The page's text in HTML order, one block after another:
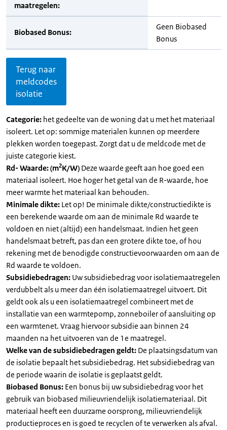
maatregelen:
Biobased Bonus:
Geen Biobased
Bonus
Terug naar
meldcodes
isolatie
Categorie: het gedeelte van de woning dat u met het materiaal
isoleert. Let op: sommige materialen kunnen op meerdere
plekken worden toegepast. Zorgt dat u de meldcode met de
juiste categorie kiest.
Rd- Waarde: (m2K/W) Deze waarde geeft aan hoe goed een
materiaal isoleert. Hoe hoger het getal van de R-waarde, hoe
meer warmte het materiaal kan behouden.
Minimale dikte: Let op! De minimale dikte/constructiedikte is
een berekende waarde om aan de minimale Rd waarde te
voldoen en niet (altijd) een handelsmaat. Indien het geen
handelsmaat betreft, pas dan een grotere dikte toe, of hou
rekening met de benodigde constructievoorwaarden om aan de
Rd waarde te voldoen.
Subsidiebedragen: Uw subsidiebedrag voor isolatiemaatregelen
verdubbelt als u meer dan één isolatiemaatregel uitvoert. Dit
geldt ook als u een isolatiemaatregel combineert met de
installatie van een warmtepomp, zonneboiler of aansluiting op
een warmtenet. Vraag hiervoor subsidie aan binnen 24
maanden na het uitvoeren van de 1e maatregel.
Welke van de subsidiebedragen geldt: De plaatsingsdatum van
de isolatie bepaalt het subsidiebedrag. Het subsidiebedrag van
de periode waarin de isolatie is geplaatst geldt.
Biobased Bonus: Een bonus bij uw subsidiebedrag voor het
gebruik van biobased milieuvriendelijk isolatiemateriaal. Dit
materiaal heeft een duurzame oorsprong, milieuvriendelijk
productieproces en is goed te recyclen of te verwerken als afval.